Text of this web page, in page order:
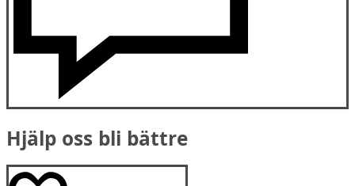
Hjälp oss bli bättre